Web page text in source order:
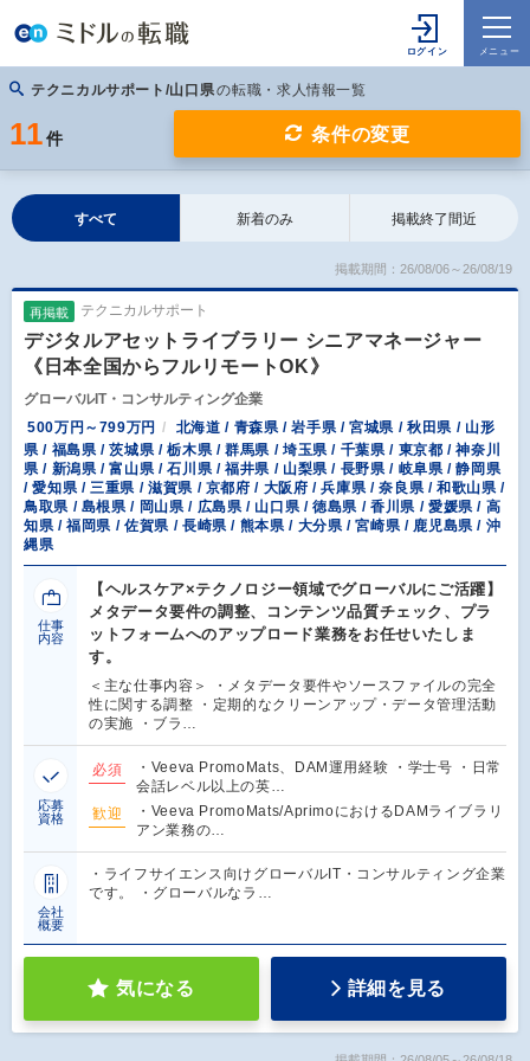
テクニカルサポート/山口県の転職・求人情報一覧
11 件 条件の変更
すべて 新着のみ 掲載終了間近
掲載期間：26/08/06～26/08/19
再掲載 テクニカルサポート
デジタルアセットライブラリー シニアマネージャー
《日本全国からフルリモートOK》
グローバルIT・コンサルティング企業
500万円～799万円
北海道 / 青森県 / 岩手県 / 宮城県 / 秋田県 / 山形
県 / 福島県 / 茨城県 / 栃木県 / 群馬県 / 埼玉県 / 千葉県 / 東京都 / 神奈川
県 / 新潟県 / 富山県 / 石川県 / 福井県 / 山梨県 / 長野県 / 岐阜県 / 静岡県
/ 愛知県 / 三重県 / 滋賀県 / 京都府 / 大阪府 / 兵庫県 / 奈良県 / 和歌山県 /
鳥取県 / 島根県 / 岡山県 / 広島県 / 山口県 / 徳島県 / 香川県 / 愛媛県 / 高
知県 / 福岡県 / 佐賀県 / 長崎県 / 熊本県 / 大分県 / 宮崎県 / 鹿児島県 / 沖
縄県
仕事
内容
【ヘルスケア×テクノロジー領域でグローバルにご活躍】
メタデータ要件の調整、コンテンツ品質チェック、プラ
ットフォームへのアップロード業務をお任せいたしま
す。
＜主な仕事内容＞ ・メタデータ要件やソースファイルの完全
性に関する調整 ・定期的なクリーンアップ・データ管理活動
の実施 ・ブラ…
応募
資格
必須
・Veeva PromoMats、DAM運用経験 ・学士号 ・日常
会話レベル以上の英…
歓迎
・Veeva PromoMats/AprimoにおけるDAMライブラリ
アン業務の…
会社
概要
・ライフサイエンス向けグローバルIT・コンサルティング企業
です。 ・グローバルなラ…
気になる 詳細を見る